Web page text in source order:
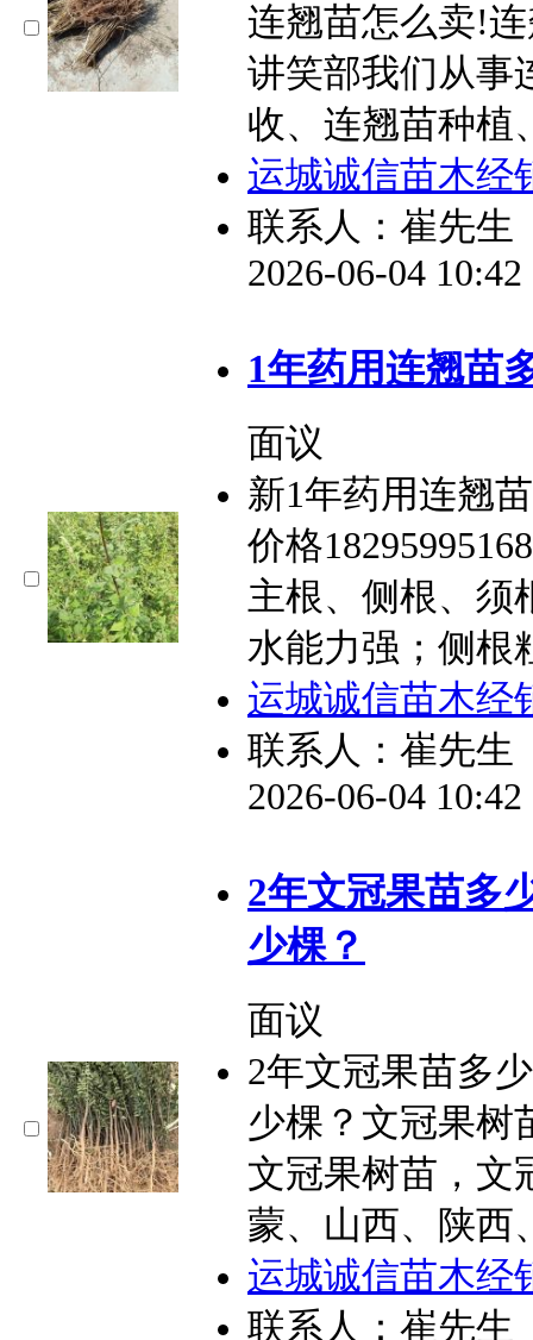
连翘苗怎么卖!
讲笑部我们从事
收、连翘苗种植
运城诚信苗木经
联系人：崔先生
2026-06-04
1年药用连翘苗
面议
新1年药用连翘
价格
主根、侧根、须
水能力强；侧根
运城诚信苗木经
联系人：崔先生
2026-06-04
2年文冠果苗多
少棵？
面议
2年文冠果苗多
少棵？文冠果树
文冠果树苗，
蒙、山西、陕
运城诚信苗木经
联系人：崔先生